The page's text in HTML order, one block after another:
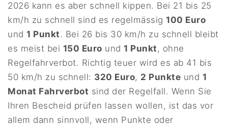
2026 kann es aber schnell kippen. Bei 21 bis 25
km/h zu schnell sind es regelmässig100 Euro
und1 Punkt. Bei 26 bis 30 km/h zu schnell bleibt
es meist bei 150 Euro und1 Punkt, ohne
Regelfahrverbot. Richtig teuer wird es ab 41 bis
50 km/h zu schnell: 320 Euro, 2 Punkte und 1
Monat Fahrverbot sind der Regelfall. Wenn Sie
Ihren Bescheid prüfen lassen wollen, ist das vor
allem dann sinnvoll, wenn Punkte oder